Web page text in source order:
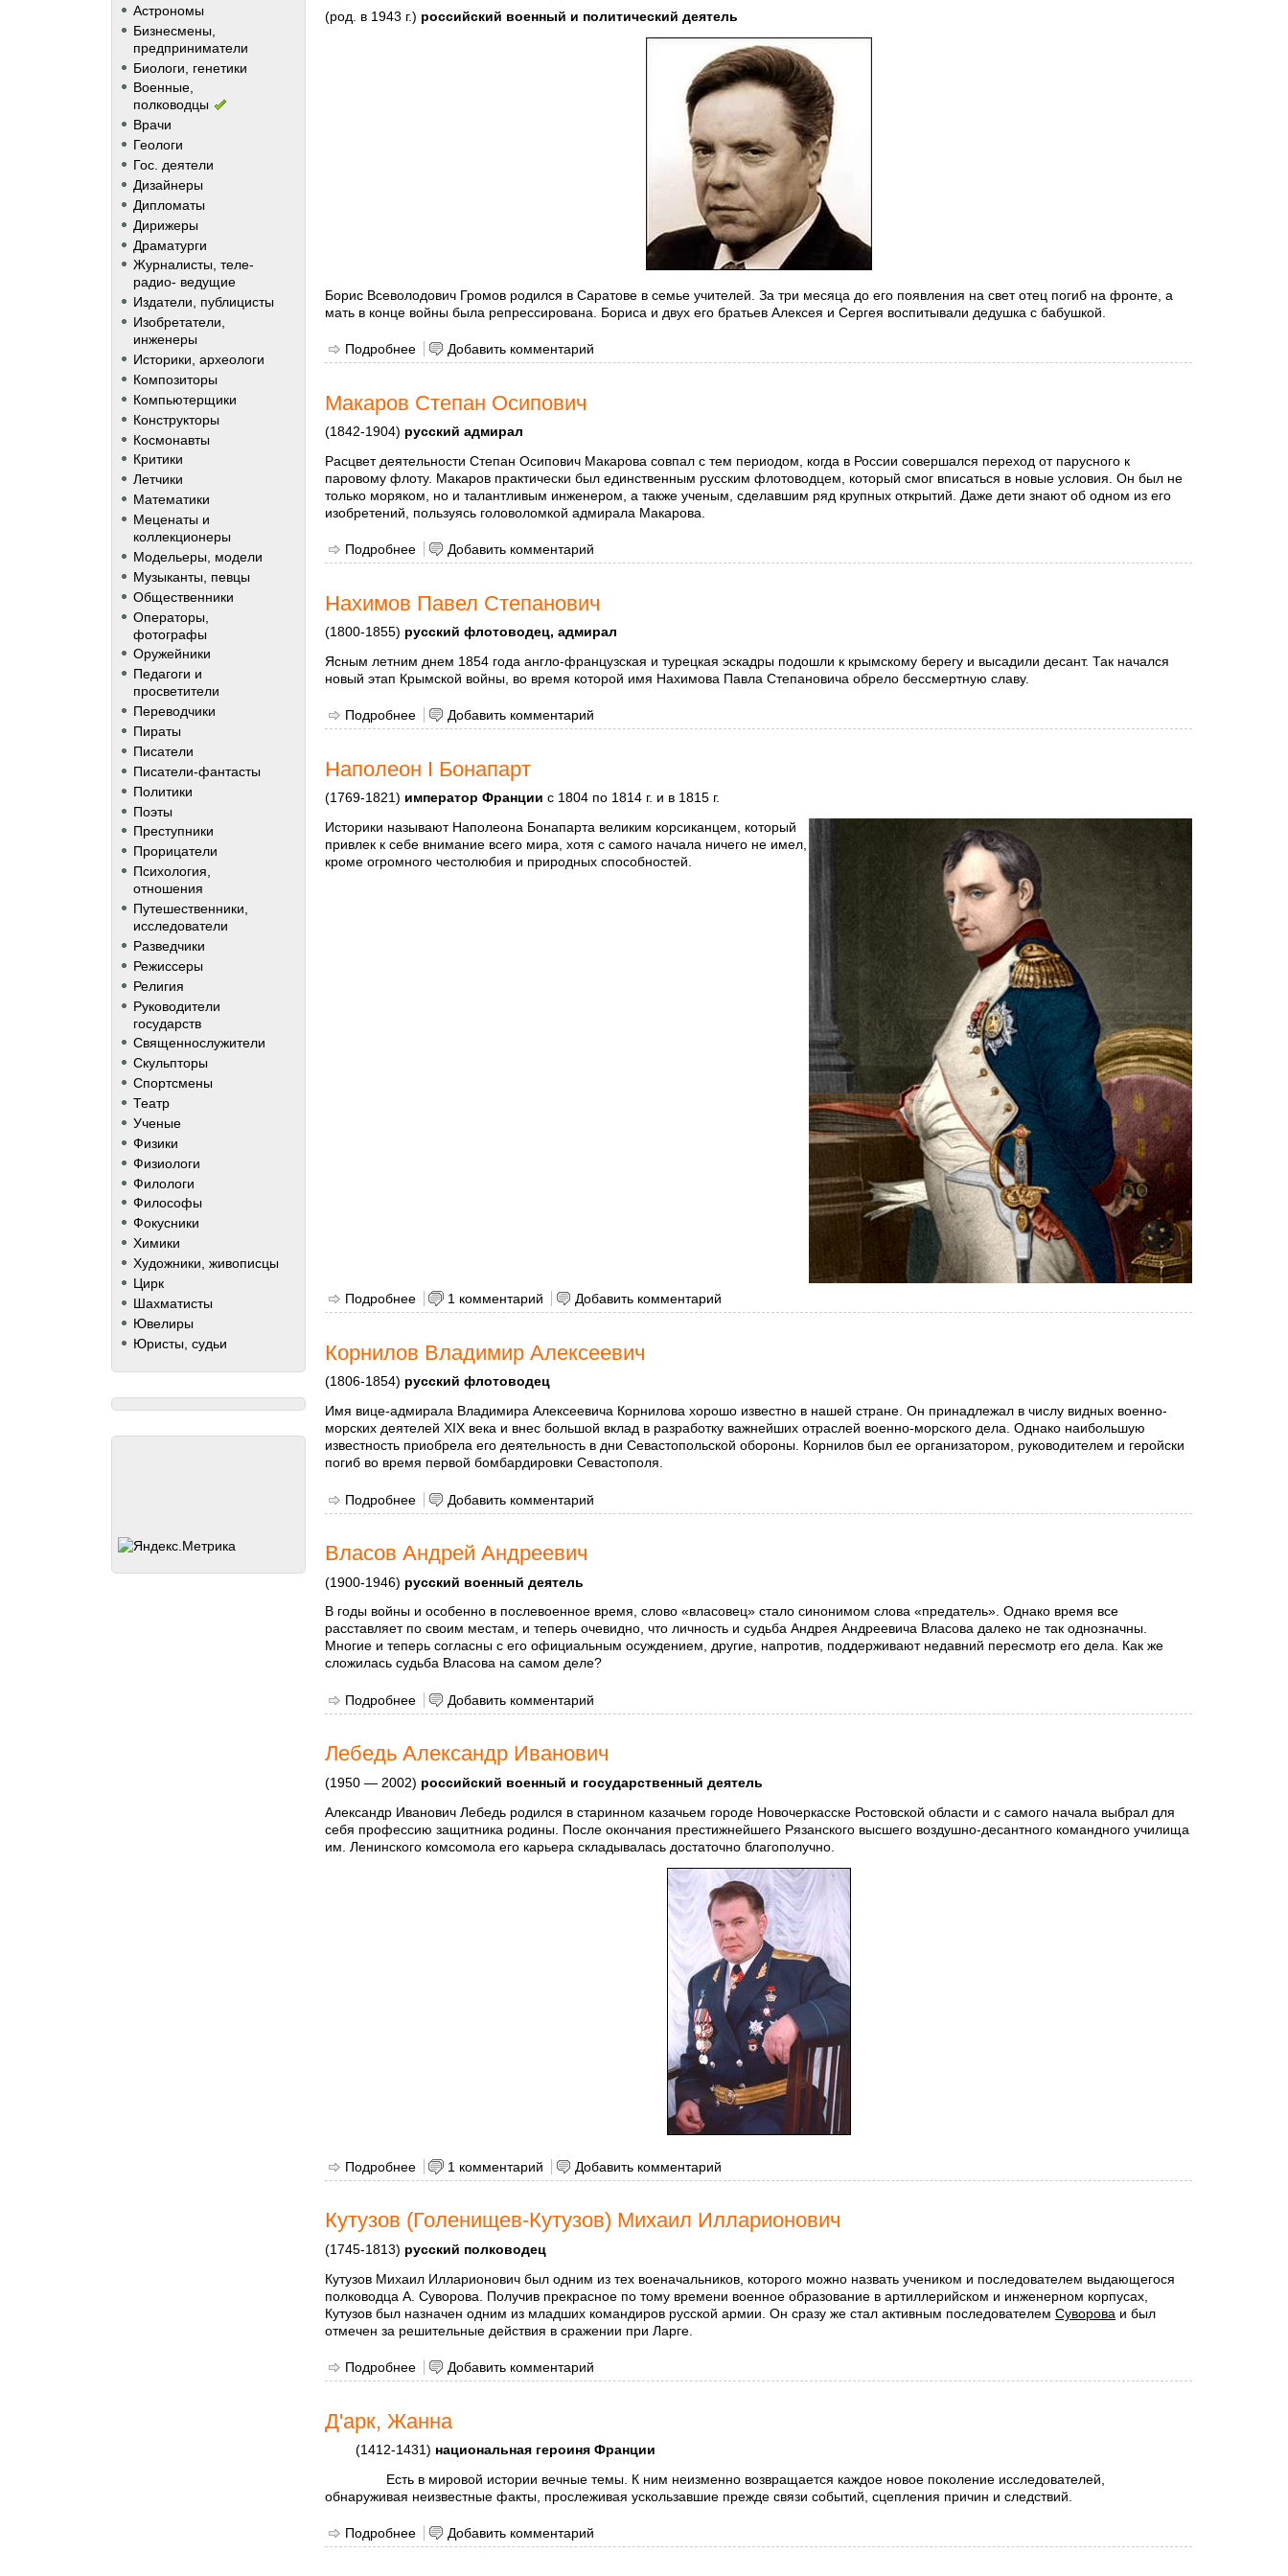
Астрономы
Бизнесмены,
предприниматели
Биологи, генетики
Военные,
полководцы
Врачи
Геологи
Гос. деятели
Дизайнеры
Дипломаты
Дирижеры
Драматурги
Журналисты, теле-
радио- ведущие
Издатели, публицисты
Изобретатели,
инженеры
Историки, археологи
Композиторы
Компьютерщики
Конструкторы
Космонавты
Критики
Летчики
Математики
Меценаты и
коллекционеры
Модельеры, модели
Музыканты, певцы
Общественники
Операторы,
фотографы
Оружейники
Педагоги и
просветители
Переводчики
Пираты
Писатели
Писатели-фантасты
Политики
Поэты
Преступники
Прорицатели
Психология,
отношения
Путешественники,
исследователи
Разведчики
Режиссеры
Религия
Руководители
государств
Священнослужители
Скульпторы
Спортсмены
Театр
Ученые
Физики
Физиологи
Филологи
Философы
Фокусники
Химики
Художники, живописцы
Цирк
Шахматисты
Ювелиры
Юристы, судьи
(род. в 1943 г.) российский военный и политический деятель
Борис Всеволодович Громов родился в Саратове в семье учителей. За три месяца до его появления на свет отец погиб на фронте, а
мать в конце войны была репрессирована. Бориса и двух его братьев Алексея и Сергея воспитывали дедушка с бабушкой.
Подробнее о Громов Борис Всеволодович
Добавить комментарий
Макаров Степан Осипович
(1842-1904) русский адмирал
Расцвет деятельности Степан Осипович Макарова совпал с тем периодом, когда в России совершался переход от парусного к
паровому флоту. Макаров практически был единственным русским флотоводцем, который смог вписаться в новые условия. Он был не
только моряком, но и талантливым инженером, а также ученым, сделавшим ряд крупных открытий. Даже дети знают об одном из его
изобретений, пользуясь головоломкой адмирала Макарова.
Подробнее о Макаров Степан Осипович
Добавить комментарий
Нахимов Павел Степанович
(1800-1855) русский флотоводец, адмирал
Ясным летним днем 1854 года англо-французская и турецкая эскадры подошли к крымскому берегу и высадили десант. Так начался
новый этап Крымской войны, во время которой имя Нахимова Павла Степановича обрело бессмертную славу.
Подробнее о Нахимов Павел Степанович
Добавить комментарий
Наполеон I Бонапарт
(1769-1821) император Франции с 1804 по 1814 г. и в 1815 г.
Историки называют Наполеона Бонапарта великим корсиканцем, который
привлек к себе внимание всего мира, хотя с самого начала ничего не имел,
кроме огромного честолюбия и природных способностей.
Подробнее о Наполеон I Бонапарт
1 комментарий Добавить комментарий
Корнилов Владимир Алексеевич
(1806-1854) русский флотоводец
Имя вице-адмирала Владимира Алексеевича Корнилова хорошо известно в нашей стране. Он принадлежал в числу видных военно-
морских деятелей XIX века и внес большой вклад в разработку важнейших отраслей военно-морского дела. Однако наибольшую
известность приобрела его деятельность в дни Севастопольской обороны. Корнилов был ее организатором, руководителем и геройски
погиб во время первой бомбардировки Севастополя.
Подробнее о Корнилов Владимир Алексеевич
Добавить комментарий
Власов Андрей Андреевич
(1900-1946) русский военный деятель
В годы войны и особенно в послевоенное время, слово «власовец» стало синонимом слова «предатель». Однако время все
расставляет по своим местам, и теперь очевидно, что личность и судьба Андрея Андреевича Власова далеко не так однозначны.
Многие и теперь согласны с его официальным осуждением, другие, напротив, поддерживают недавний пересмотр его дела. Как же
сложилась судьба Власова на самом деле?
Подробнее о Власов Андрей Андреевич
Добавить комментарий
Лебедь Александр Иванович
(1950 — 2002) российский военный и государственный деятель
Александр Иванович Лебедь родился в старинном казачьем городе Новочеркасске Ростовской области и с самого начала выбрал для
себя профессию защитника родины. После окончания престижнейшего Рязанского высшего воздушно-десантного командного училища
им. Ленинского комсомола его карьера складывалась достаточно благополучно.
Подробнее о Лебедь Александр Иванович
1 комментарий Добавить комментарий
Кутузов (Голенищев-Кутузов) Михаил Илларионович
(1745-1813) русский полководец
Кутузов Михаил Илларионович был одним из тех военачальников, которого можно назвать учеником и последователем выдающегося
полководца А. Суворова. Получив прекрасное по тому времени военное образование в артиллерийском и инженерном корпусах,
Кутузов был назначен одним из младших командиров русской армии. Он сразу же стал активным последователемСуворова и был
отмечен за решительные действия в сражении при Ларге.
Подробнее о Кутузов (Голенищев-Кутузов) Михаил Илларионович
Добавить комментарий
Д'арк, Жанна
(1412-1431) национальная героиня Франции
Есть в мировой истории вечные темы. К ним неизменно возвращается каждое новое поколение исследователей,
обнаруживая неизвестные факты, прослеживая ускользавшие прежде связи событий, сцепления причин и следствий.
Подробнее о Д'арк, Жанна
Добавить комментарий